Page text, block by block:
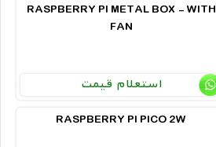
RASPBERRY PI METAL BOX - WITH
FAN
استعلام قیمت
RASPBERRY PI PICO 2W